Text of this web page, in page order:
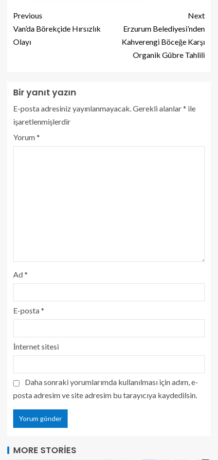
Previous
Van’da Börekçide Hırsızlık
Olayı
Next
Erzurum Belediyesi’nden
Kahverengi Böceğe Karşı
Organik Gübre Tahlili
Bir yanıt yazın
E-posta adresiniz yayınlanmayacak.Gerekli alanlar* ile
işaretlenmişlerdir
Yorum*
Ad*
E-posta*
İnternet sitesi
Daha sonraki yorumlarımda kullanılması için adım, e-
posta adresim ve site adresim bu tarayıcıya kaydedilsin.
MORE STORIES